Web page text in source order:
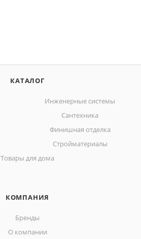
КАТАЛОГ
Инженерные системы
Сантехника
Финишная отделка
Стройматериалы
Товары для дома
КОМПАНИЯ
Бренды
О компании